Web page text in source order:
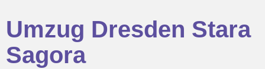
Umzug Dresden Stara
Sagora